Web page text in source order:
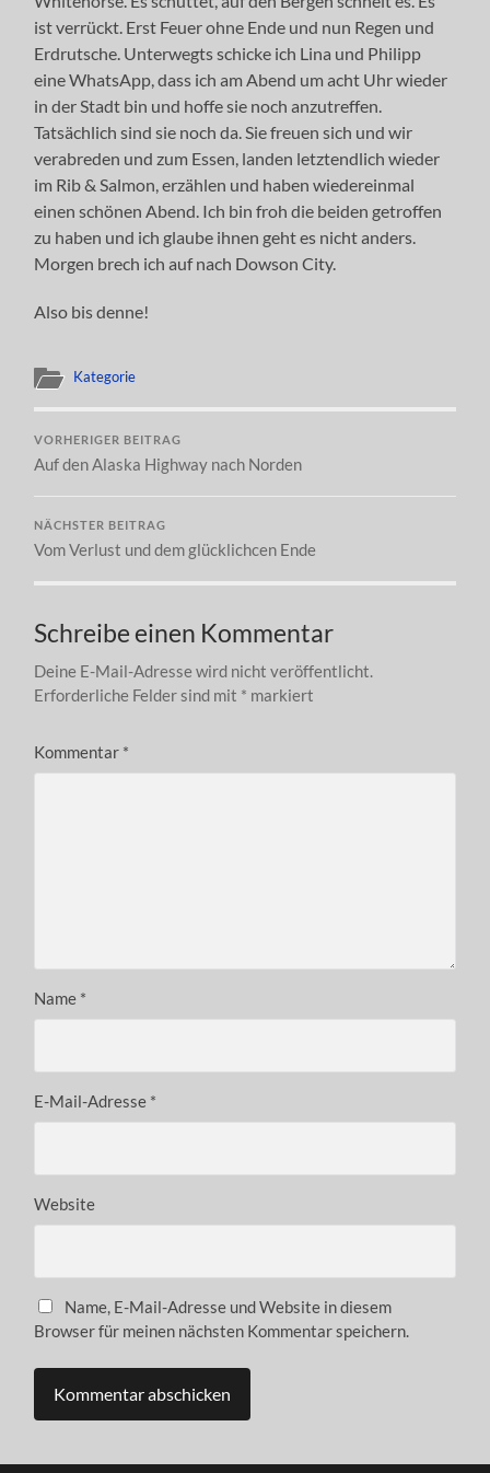
ist verrückt. Erst Feuer ohne Ende und nun Regen und
Erdrutsche. Unterwegts schicke ich Lina und Philipp
eine WhatsApp, dass ich am Abend um acht Uhr wieder
in der Stadt bin und hoffe sie noch anzutreffen.
Tatsächlich sind sie noch da. Sie freuen sich und wir
verabreden und zum Essen, landen letztendlich wieder
im Rib & Salmon, erzählen und haben wiedereinmal
einen schönen Abend. Ich bin froh die beiden getroffen
zu haben und ich glaube ihnen geht es nicht anders.
Morgen brech ich auf nach Dowson City.
Also bis denne!
Kategorie
VORHERIGER BEITRAG
Auf den Alaska Highway nach Norden
NÄCHSTER BEITRAG
Vom Verlust und dem glücklichcen Ende
Schreibe einen Kommentar
Deine E-Mail-Adresse wird nicht veröffentlicht.
Erforderliche Felder sind mit * markiert
Kommentar *
Name *
E-Mail-Adresse *
Website
Name, E-Mail-Adresse und Website in diesem
Browser für meinen nächsten Kommentar speichern.